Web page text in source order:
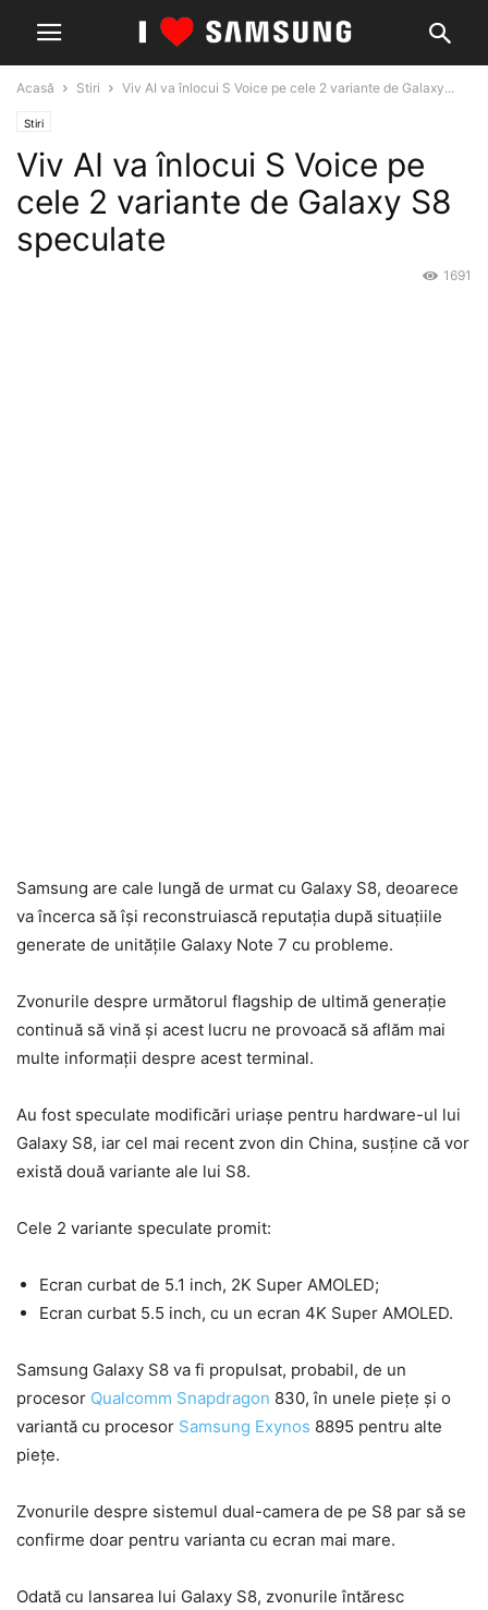
Acasă Stiri Viv AI va înlocui S Voice pe cele 2 variante de Galaxy...
Stiri
Viv AI va înlocui S Voice pe
cele 2 variante de Galaxy S8
speculate
1691
Samsung are cale lungă de urmat cu Galaxy S8, deoarece
va încerca să își reconstruiască reputația după situațiile
generate de unitățile Galaxy Note 7 cu probleme.
Zvonurile despre următorul flagship de ultimă generație
continuă să vină și acest lucru ne provoacă să aflăm mai
multe informații despre acest terminal.
Au fost speculate modificări uriașe pentru hardware-ul lui
Galaxy S8, iar cel mai recent zvon din China, susține că vor
există două variante ale lui S8.
Cele 2 variante speculate promit:
Ecran curbat de 5.1 inch, 2K Super AMOLED;
Ecran curbat 5.5 inch, cu un ecran 4K Super AMOLED.
Samsung Galaxy S8 va fi propulsat, probabil, de un
procesor Qualcomm Snapdragon 830, în unele piețe și o
variantă cu procesor Samsung Exynos 8895 pentru alte
piețe.
Zvonurile despre sistemul dual-camera de pe S8 par să se
confirme doar pentru varianta cu ecran mai mare.
Odată cu lansarea lui Galaxy S8, zvonurile întăresc